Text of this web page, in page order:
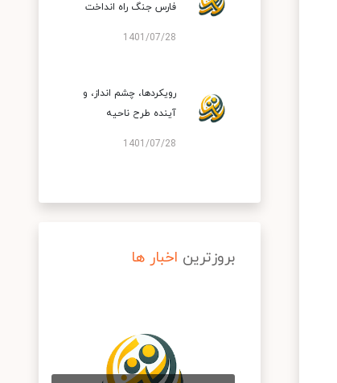
فارس جنگ راه انداخت
1401/07/28
رویکردها، چشم انداز، و
آینده طرح ناحیه
1401/07/28
بروزترین اخبار ها